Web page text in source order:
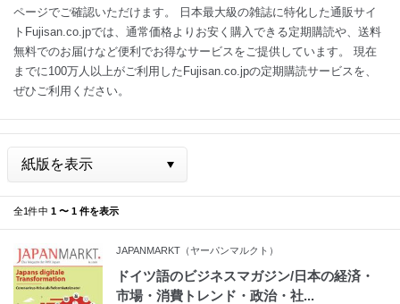
ページでご確認いただけます。 日本最大級の雑誌に特化した通販サイ
トFujisan.co.jpでは、通常価格よりお安く購入できる定期購読や、送料
無料でのお届けなど便利でお得なサービスをご提供しています。 現在
までに100万人以上がご利用したFujisan.co.jpの定期購読サービスを、
ぜひご利用ください。
全1件中 1 〜 1 件を表示
JAPANMARKT（ヤーパンマルクト）
ドイツ語のビジネスマガジン/日本の経済・
市場・消費トレンド・政治・社...